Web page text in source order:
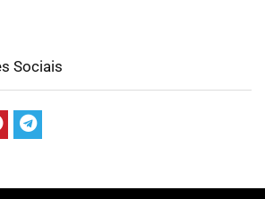
Sociais